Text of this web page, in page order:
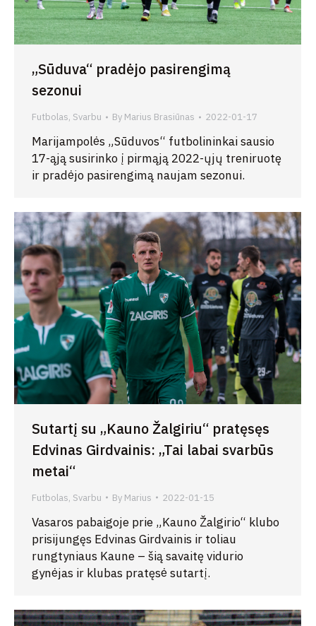
„Sūduva“ pradėjo pasirengimą
sezonui
Futbolas, Svarbu By Marius Brasiūnas 2022-01-17
Marijampolės „Sūduvos“ futbolininkai sausio
17-ąją susirinko į pirmąją 2022-ųjų treniruotę
ir pradėjo pasirengimą naujam sezonui.
Sutartį su „Kauno Žalgiriu“ pratęsęs
Edvinas Girdvainis: „Tai labai svarbūs
metai“
Futbolas, Svarbu By Marius 2022-01-15
Vasaros pabaigoje prie „Kauno Žalgirio“ klubo
prisijungęs Edvinas Girdvainis ir toliau
rungtyniaus Kaune – šią savaitę vidurio
gynėjas ir klubas pratęsė sutartį.